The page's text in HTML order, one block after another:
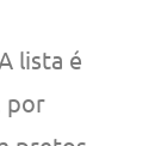
lista é
por